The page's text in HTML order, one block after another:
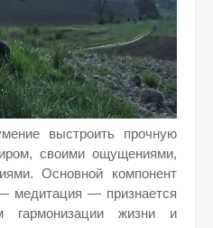
выстроить прочную
своими ощущениями,
Основной компонент
медитация — признается
гармонизации жизни и